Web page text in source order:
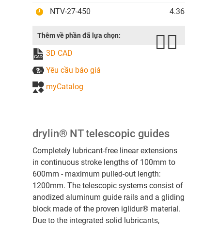
NTV-27-450 4.364.656
Thêm về phần đã lựa chọn:
3D CAD
Yêu cầu báo giá
myCatalog
drylin® NT telescopic guides
Completely lubricant-free linear extensions
in continuous stroke lengths of 100mm to
600mm - maximum pulled-out length:
1200mm. The telescopic systems consist of
anodized aluminum guide rails and a gliding
block made of the proven iglidur® material.
Due to the integrated solid lubricants,